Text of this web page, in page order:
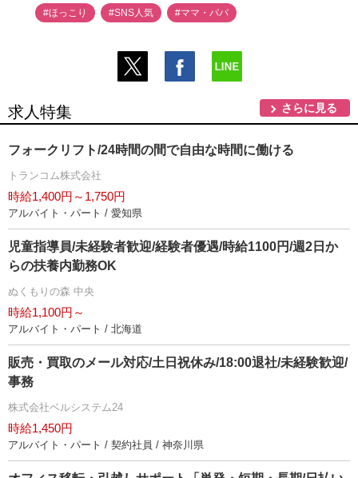
#ほっこり #SNS人気 #ママ・パパ
求人特集 さらに見る
フォークリフト/24時間の間で自由な時間に働ける
トランコム株式会社
時給1,400円～1,750円
アルバイト・パート / 愛知県
児童指導員/未経験者歓迎/経験者優遇/時給1100円/週2日か
らの扶養内勤務OK
ぬくもりの森 中央
時給1,100円～
アルバイト・パート / 北海道
販売・買取のメール対応/土日祝休み/18:00退社/未経験歓迎/
事務
株式会社ベルシステム24
時給1,450円
アルバイト・パート / 契約社員 / 神奈川県